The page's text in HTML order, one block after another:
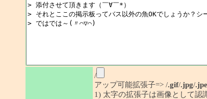
/
アップ可能拡張子=> /.gif/.jpg/
1) 太字の拡張子は画像として認